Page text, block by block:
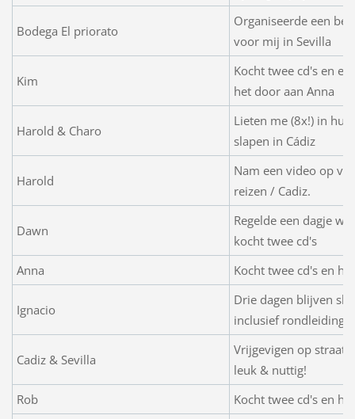
Bodega El priorato
Organiseerde een
voor mij in Sevilla
Kim
Kocht twee cd's en
het door aan Anna
Harold & Charo
Lieten me (8x!) in
slapen in Cádiz
Harold
Nam een video op
reizen / Cadiz.
Dawn
Regelde een dagje
kocht twee cd's
Anna
Kocht twee cd's en
Ignacio
Drie dagen blijven
inclusief rondleiding
Cadiz & Sevilla
Vrijgevigen op straat
leuk & nuttig!
Rob
Kocht twee cd's en